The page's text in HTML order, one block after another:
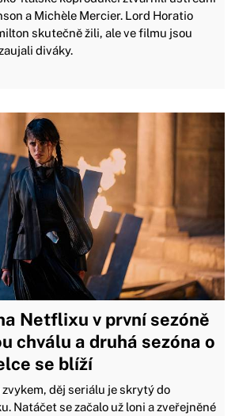
a Michèle Mercier. Lord Horatio
skutečně žili, ale ve filmu jsou
diváky.
Netflixu v první sezóně
chválu a druhá sezóna o
se blíží
zvykem, děj seriálu je skrytý do
Natáčet se začalo už loni a zveřejněné